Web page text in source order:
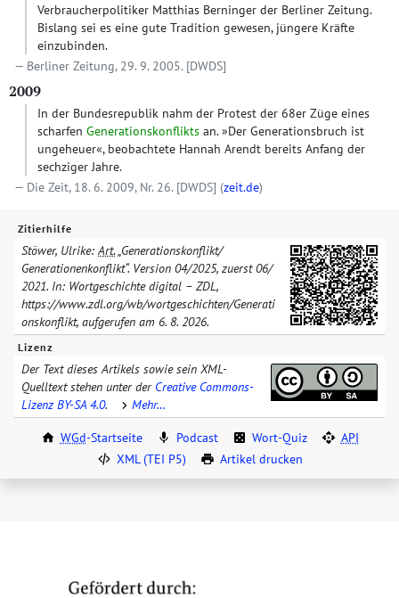
Verbraucherpolitiker Matthias Berninger der Berliner Zeitung.
Bislang sei es eine gute Tradition gewesen, jüngere Kräfte
einzubinden.
Berliner Zeitung, 29. 9. 2005. [DWDS]
2009
In der Bundesrepublik nahm der Protest der 68er Züge eines
scharfen Generationskonflikts an. »Der Generationsbruch ist
ungeheuer«, beobachtete Hannah Arendt bereits Anfang der
sechziger Jahre.
Die Zeit, 18. 6. 2009, Nr. 26. [DWDS] (zeit.de)
Zitierhilfe
Stöwer, Ulrike:Art.„Generationskonflikt/​
Generationenkonflikt“. Version 04/​2025, zuerst06/​
2021. In: Wortgeschichte digital – ZDL,
https://www.zdl.org/​wb/​wortgeschichten/​Generati
onskonflikt, aufgerufen am 6. 8. 2026.
Lizenz
Der Text dieses Artikels sowie sein XML-
Quelltext stehen unter der Creative Commons-
Lizenz BY-SA 4.0. Mehr…
WGd-Startseite Podcast Wort-Quiz
API
XML (TEI P5)
Artikel drucken